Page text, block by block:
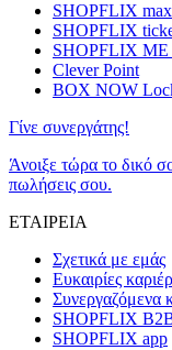
SHOPFLIX max
SHOPFLIX
SHOPFLIX
Clever Point
BOX NOW
Γίνε συνεργάτης!
Άνοιξε τώρα το δικό
πωλήσεις σου.
ΕΤΑΙΡΕΙΑ
Σχετικά με εμάς
Ευκαιρίες
Συνεργαζόμενα
SHOPFLIX
SHOPFLIX app